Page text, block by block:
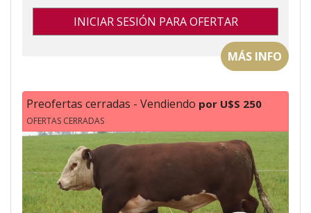
INICIAR SESIÓN PARA OFERTAR
MÁS INFO
Preofertas cerradas - Vendiendo por U$S 250
OFERTAS CERRADAS